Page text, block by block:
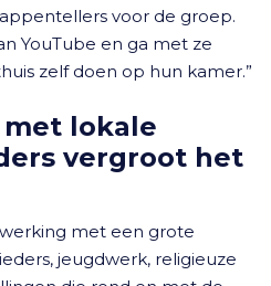
voor de groep.
YouTube en ga met ze
zelf doen op hun kamer.”
lokale
vergroot het
met een grote
jeugdwerk, religieuze